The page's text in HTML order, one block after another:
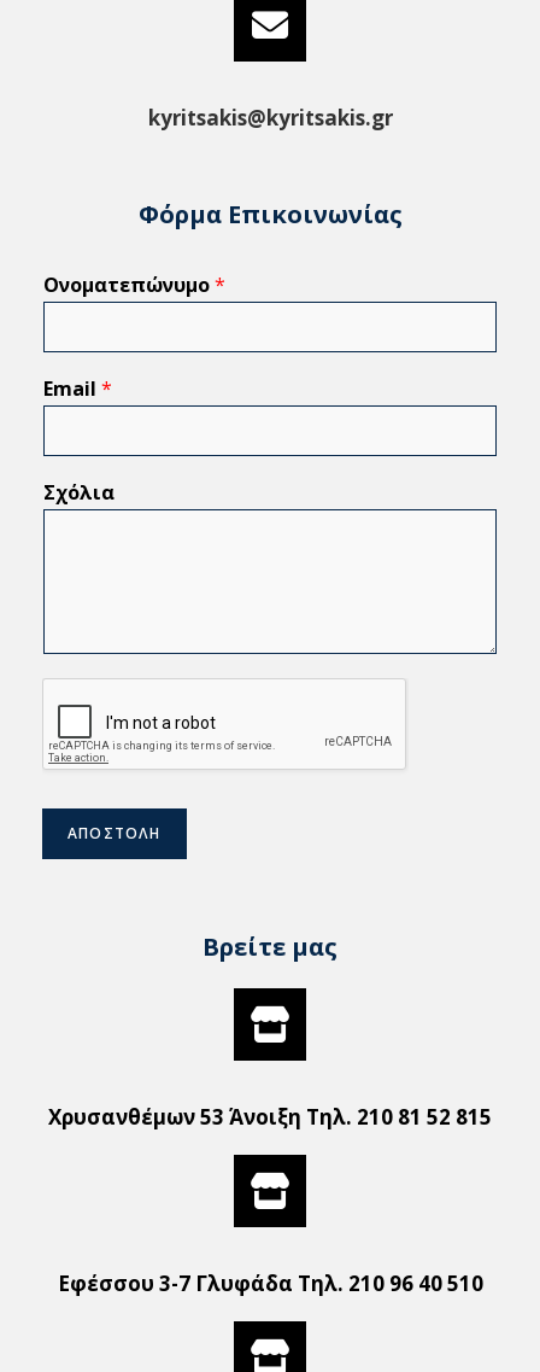
kyritsakis@kyritsakis.gr
Φόρμα Επικοινωνίας
Ονοματεπώνυμο*
Email *
Σχόλια
ΑΠΟΣΤΟΛΗ
Βρείτε μας
Χρυσανθέμων 53 Άνοιξη Τηλ. 210 81 52 815
Εφέσσου 3-7 Γλυφάδα Τηλ. 210 96 40 510